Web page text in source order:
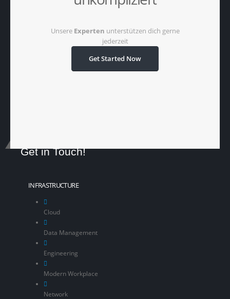
Unsere Experten unterstützen dich gerne
jederzeit
Get Started Now
Get in Touch!
INFRASTRUCTURE
Cloud
Data Management
Engineering
Modern Workplace
Network